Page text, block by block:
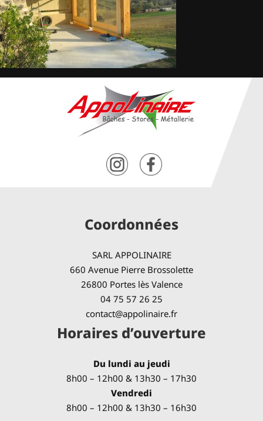
Coordonnées
SARL APPOLINAIRE
660 Avenue Pierre Brossolette
26800 Portes lès Valence
04 75 57 26 25
contact@appolinaire.fr
Horaires d’ouverture
Du lundi au jeudi
8h00 – 12h00 & 13h30 – 17h30
Vendredi
8h00 – 12h00 & 13h30 – 16h30